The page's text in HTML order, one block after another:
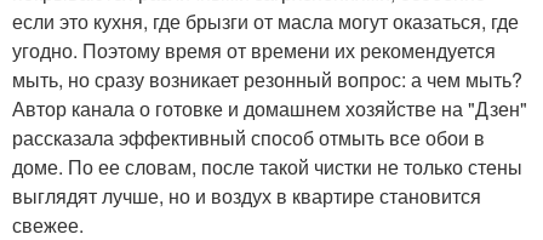
если это кухня, где брызги от масла могут оказаться, где
угодно. Поэтому время от времени их рекомендуется
мыть, но сразу возникает резонный вопрос: а чем мыть?
Автор канала о готовке и домашнем хозяйстве на "Дзен"
рассказала эффективный способ отмыть все обои в
доме. По ее словам, после такой чистки не только стены
выглядят лучше, но и воздух в квартире становится
свежее.